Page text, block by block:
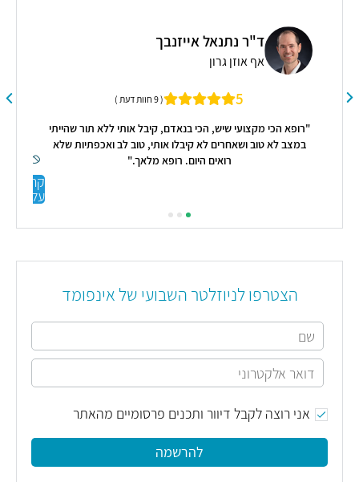
ד"ר נתנאל אייזנבך
אף אוזן גרון
5 ( 9 חוות דעת )
"רופא הכי מקצועי שיש, הכי בנאדם, קיבל אותי ללא תור שהייתי
במצב לא טוב ושאחרים לא קיבלו אותי, טוב לב ואכפתיות שלא
רואים היום. רופא מלאך."
קראו
עליי
הצטרפו לניוזלטר השבועי של אינפומד
אני רוצה לקבל דיוור ותכנים פרסומיים מהאתר
להרשמה